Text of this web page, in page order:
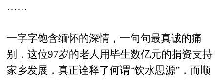
……
一字字饱含缅怀的深情，一句句最真诚的痛
别，这位97岁的老人用毕生数亿元的捐资支持
家乡发展，真正诠释了何谓“饮水思源”，而顺